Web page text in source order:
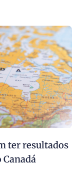
ter resultados